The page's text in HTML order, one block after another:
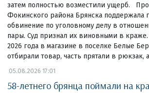
затем полностью возместили ущерб.
Фокинского района Брянска поддержала
обвинение по уголовному делу в
пары. Суд признал их виновными в
2026 года в магазине в поселке Белые
отбирали товар, часть прятали в рюкзак, а
05.08.2026 17:01
58-летнего брянца поймали на